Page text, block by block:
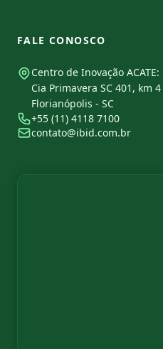
FALE CONOSCO
Centro de Inovação ACATE:
Cia Primavera SC 401, km 4
Florianópolis - SC
+55 (11) 4118 7100
contato@ibid.com.br